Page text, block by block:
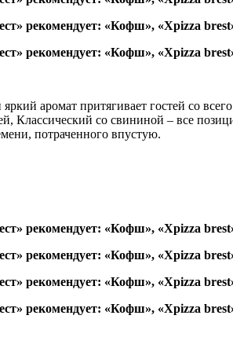
аромат притягивает гостей со
Классический со свининой – все
потраченного впустую.